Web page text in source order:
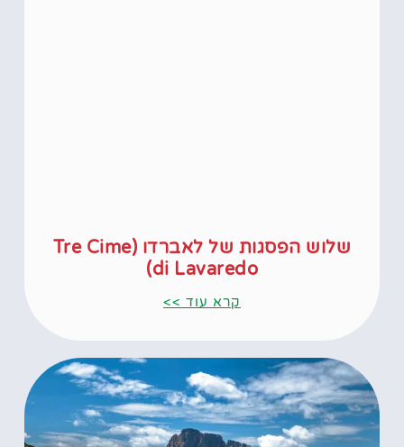
שלוש הפסגות של לאברדו (Tre Cime
di Lavaredo)
קרא עוד >>